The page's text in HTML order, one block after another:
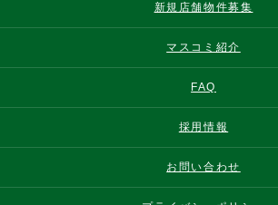
新規店舗物件募集
マスコミ紹介
FAQ
採用情報
お問い合わせ